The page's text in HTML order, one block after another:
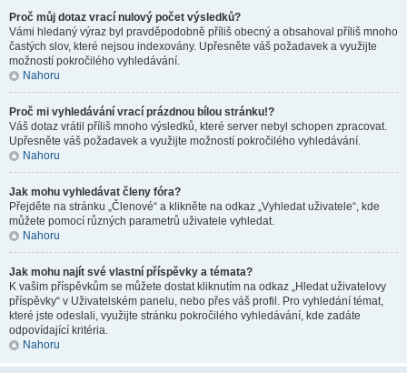
Proč můj dotaz vrací nulový počet výsledků?
Vámi hledaný výraz byl pravděpodobně příliš obecný a obsahoval příliš mnoho
častých slov, které nejsou indexovány. Upřesněte váš požadavek a využijte
možností pokročilého vyhledávání.
Nahoru
Proč mi vyhledávání vrací prázdnou bílou stránku!?
Váš dotaz vrátil příliš mnoho výsledků, které server nebyl schopen zpracovat.
Upřesněte váš požadavek a využijte možností pokročilého vyhledávání.
Nahoru
Jak mohu vyhledávat členy fóra?
Přejděte na stránku „Členové“ a klikněte na odkaz „Vyhledat uživatele“, kde
můžete pomocí různých parametrů uživatele vyhledat.
Nahoru
Jak mohu najít své vlastní příspěvky a témata?
K vašim příspěvkům se můžete dostat kliknutím na odkaz „Hledat uživatelovy
příspěvky“ v Uživatelském panelu, nebo přes váš profil. Pro vyhledání témat,
které jste odeslali, využijte stránku pokročilého vyhledávání, kde zadáte
odpovídající kritéria.
Nahoru